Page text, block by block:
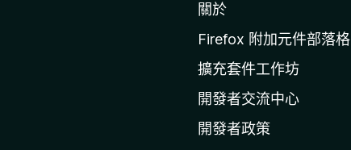
關於
Firefox 附加元件部落格
擴充套件工作坊
開發者交流中心
開發者政策